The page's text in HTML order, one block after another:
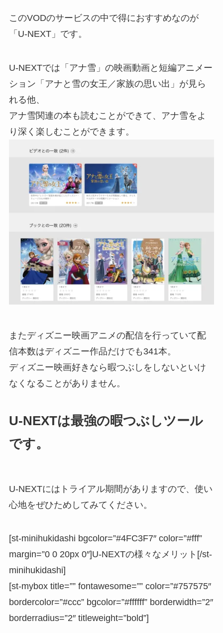
このVODのサービスの中で得におすすめなのが
「U-NEXT」です。
U-NEXTでは「アナ雪」の映画動画と短編アニメー
ション「アナと雪の女王／家族の思い出」が見ら
れる他、
アナ雪関連の本も読むことができて、アナ雪をよ
り深く楽しむことができます。
またディズニー映画アニメの配信を行っていて配
信本数はディズニー作品だけでも341本。
ディズニー映画好きなら 暇つぶしをしないといけ
なくなることがありません。
U-NEXTは最強の暇つぶしツール
です。
U-NEXTにはトライアル期間がありますので、使い
心地をぜひためしてみてください。
[st-minihukidashi bgcolor=”#4FC3F7″ color=”#fff”
margin=”0 0 20px 0″]U-NEXTの様々なメリット[/st-
minihukidashi]
[st-mybox title=”” fontawesome=”” color=”#757575″
bordercolor=”#ccc” bgcolor=”#ffffff” borderwidth=”2″
borderradius=”2″ titleweight=”bold”]